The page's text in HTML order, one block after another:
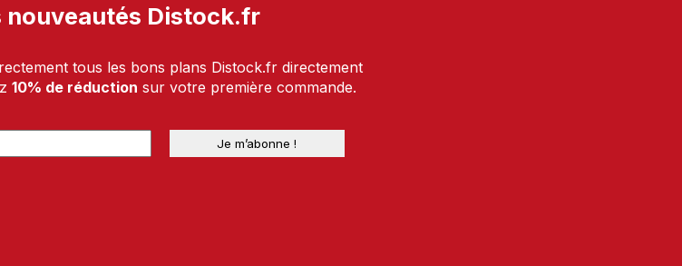
nouveautés Distock.fr
tous les bons plans Distock.fr directement
10% de réduction sur votre première commande.